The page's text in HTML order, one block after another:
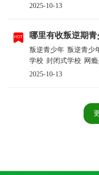
2025-10-13
哪里有收叛逆期
叛逆青少年 叛逆青少
学校 封闭式学校 网
2025-10-13